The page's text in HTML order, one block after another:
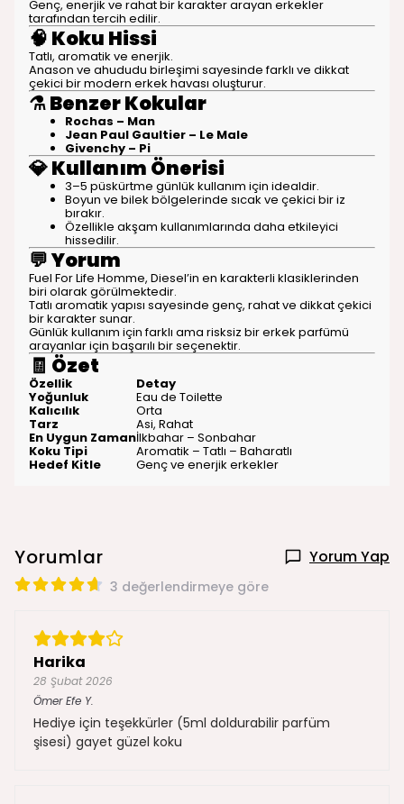
Genç, enerjik ve rahat bir karakter arayan erkekler
tarafından tercih edilir.
🧠 Koku Hissi
Tatlı, aromatik ve enerjik.
Anason ve ahududu birleşimi sayesinde farklı ve dikkat
çekici bir modern erkek havası oluşturur.
⚗️Benzer Kokular
Rochas – Man
Jean Paul Gaultier – Le Male
Givenchy – Pi
💎Kullanım Önerisi
3–5 püskürtme günlük kullanım için idealdir.
Boyun ve bilek bölgelerinde sıcak ve çekici bir iz
bırakır.
Özellikle akşam kullanımlarında daha etkileyici
hissedilir.
💬Yorum
Fuel For Life Homme, Diesel’in en karakterli klasiklerinden
biri olarak görülmektedir.
Tatlı aromatik yapısı sayesinde genç, rahat ve dikkat çekici
bir karakter sunar.
Günlük kullanım için farklı ama risksiz bir erkek parfümü
arayanlar için başarılı bir seçenektir.
🧾 Özet
Özellik Detay
Yoğunluk Eau de Toilette
Kalıcılık Orta
Tarz Asi, Rahat
En Uygun Zamanİlkbahar – Sonbahar
Koku Tipi Aromatik – Tatlı – Baharatlı
Hedef Kitle Genç ve enerjik erkekler
Yorumlar Yorum Yap
3 değerlendirmeye göre
Harika
28 Şubat 2026
Ömer Efe Y.
Hediye için teşekkürler (5ml doldurabilir parfüm
şisesi) gayet güzel koku